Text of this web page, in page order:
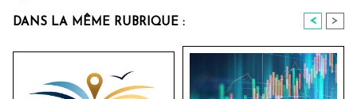
DANS LA MÊME RUBRIQUE : < >